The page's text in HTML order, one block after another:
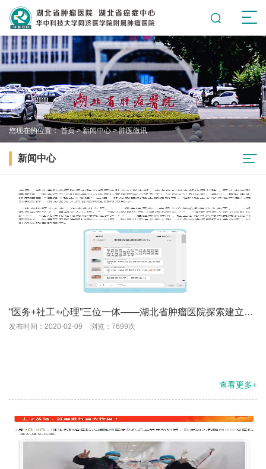
您现在的位置： 首页>新闻中心>肿医微讯
新闻中心
“医务+社工+心理”三位一体——湖北省肿瘤医院探索建立线
上社工服务助力方舱医院
发布时间：2020-02-09 浏览：7699次
查看更多+